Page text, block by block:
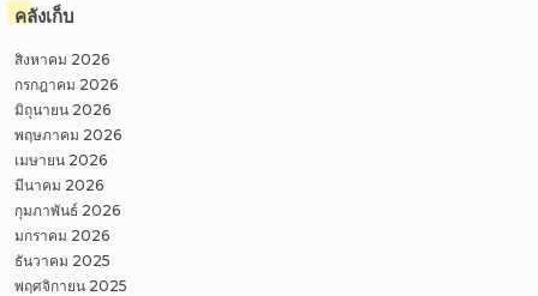
คลังเก็บ
สิงหาคม 2026
กรกฎาคม 2026
มิถุนายน 2026
พฤษภาคม 2026
เมษายน 2026
มีนาคม 2026
กุมภาพันธ์ 2026
มกราคม 2026
ธันวาคม 2025
พฤศจิกายน 2025